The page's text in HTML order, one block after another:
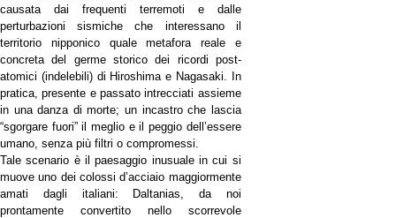
causata dai frequenti terremoti e dalle
perturbazioni sismiche che interessano il
territorio nipponico quale metafora reale e
concreta del germe storico dei ricordi post-
atomici (indelebili) di Hiroshima e Nagasaki. In
pratica, presente e passato intrecciati assieme
in una danza di morte; un incastro che lascia
“sgorgare fuori” il meglio e il peggio dell’essere
umano, senza più filtri o compromessi.
Tale scenario è il paesaggio inusuale in cui si
muove uno dei colossi d’acciaio maggiormente
amati dagli italiani: Daltanias, da noi
prontamente convertito nello scorrevole